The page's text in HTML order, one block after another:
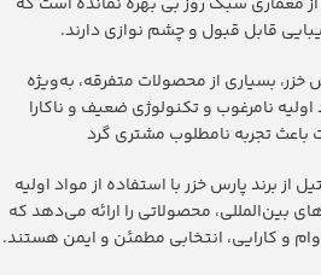
قابل قبول و چشم نوازی دارند.
خزر، بسیاری از محصولات متفرقه، به‌ویژه
اولیه نامرغوب و تکنولوژی ضعیف و ناکارا
تجربه نامطلوب مشتری گرد
از برند پارس خزر با استفاده از مواد اولیه
بین‌المللی، محصولاتی را ارائه می‌دهد که
و کارایی، انتخابی مطمئن و ایمن هستند.